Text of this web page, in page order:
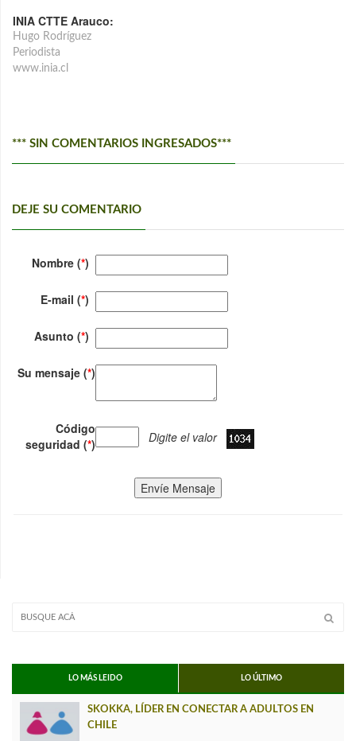
INIA CTTE Arauco:
Hugo Rodríguez
Periodista
www.inia.cl
*** SIN COMENTARIOS INGRESADOS***
DEJE SU COMENTARIO
Nombre (*)
E-mail (*)
Asunto (*)
Su mensaje (*)
Código
seguridad (*) Digite el valor
Envíe Mensaje
LO MÁS LEIDO LO ÚLTIMO
SKOKKA, LÍDER EN CONECTAR A ADULTOS EN
CHILE